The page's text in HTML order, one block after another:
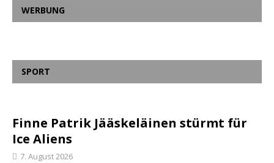
WERBUNG
SPORT
Finne Patrik Jääskeläinen stürmt für
Ice Aliens
7. August 2026